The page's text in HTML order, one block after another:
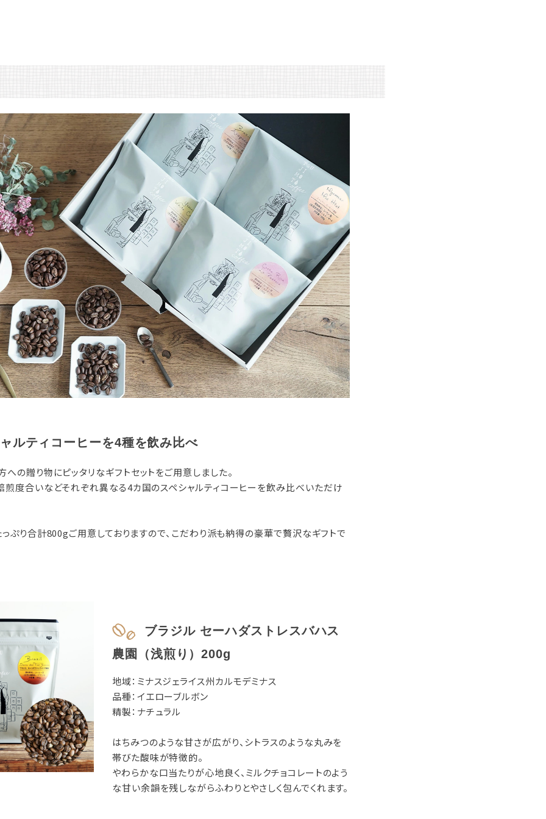
ルティコーヒーを4種を飲み比べ
の贈り物にピッタリなギフトセットをご用意しました。
煎度合いなどそれぞれ異なる4カ国のスペシャルティコーヒーを飲み比べいただけ
ぷり合計800gご用意しておりますので、こだわり派も納得の豪華で贅沢なギフトで
ブラジル セーハダストレスバハス
農園（浅煎り）200g
地域：ミナスジェライス州カルモデミナス
品種：イエローブルボン
精製：ナチュラル
はちみつのような甘さが広がり、シトラスのような丸みを
帯びた酸味が特徴的。
やわらかな口当たりが心地良く、ミルクチョコレートのよう
な甘い余韻を残しながらふわりとやさしく包んでくれます。